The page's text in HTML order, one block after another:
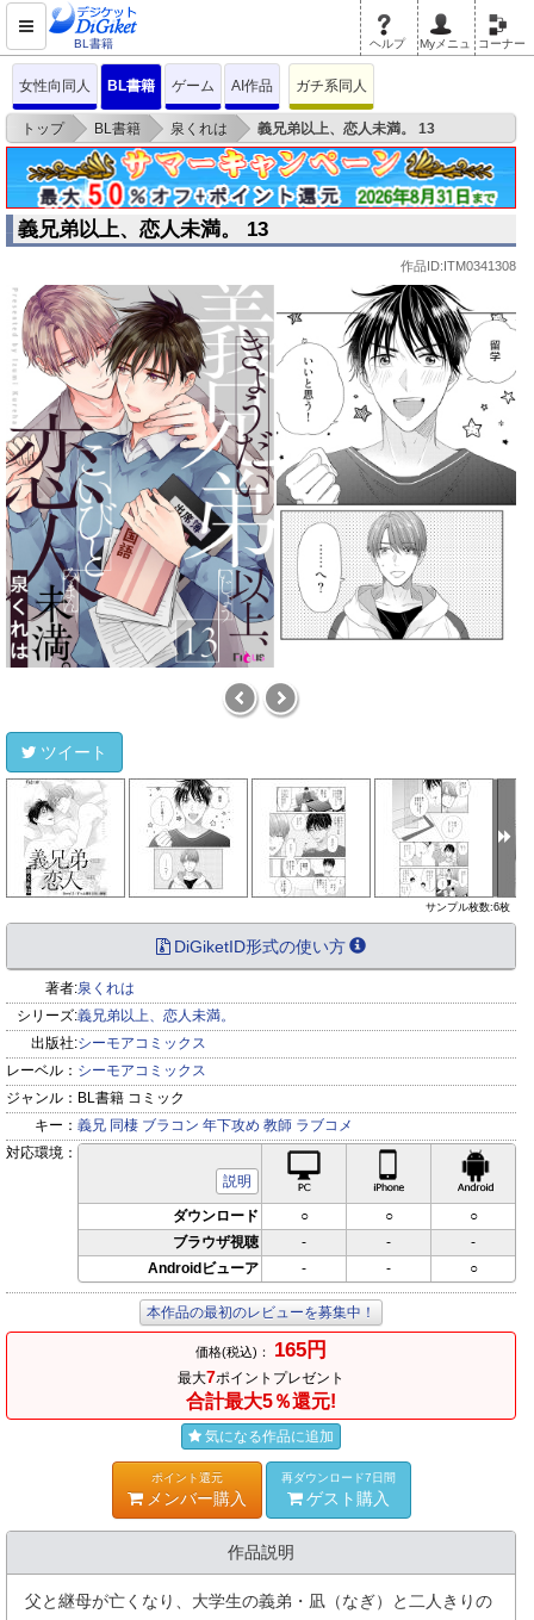
BL書籍 ヘルプ Myメニュ コーナー
女性向同人 BL書籍 ゲーム AI作品 ガチ系同人
トップ > BL書籍 > 泉くれは > 義兄弟以上、恋人未満。 13
義兄弟以上、恋人未満。 13
作品ID:ITM0341308
ツイート
サンプル枚数:6枚
DiGiketID形式の使い方
著者:泉くれは
シリーズ:義兄弟以上、恋人未満。
出版社:シーモアコミックス
レーベル： シーモアコミックス
ジャンル： BL書籍 コミック
キー： 義兄 同棲 ブラコン 年下攻め 教師 ラブコメ
対応環境：
説明
iPhone対応
ダウンロード ○ ○
○
ブラウザ視聴
- -
-
Androidビューア
- - ○
本作品の最初のレビューを募集中！
価格(税込)： 165円
最大7ポイントプレゼント
合計最大5％還元!
気になる作品に追加
ポイント還元
メンバー購入
再ダウンロード7日間
ゲスト購入
作品説明
父と継母が亡くなり、大学生の義弟・凪（なぎ）と二人きりの